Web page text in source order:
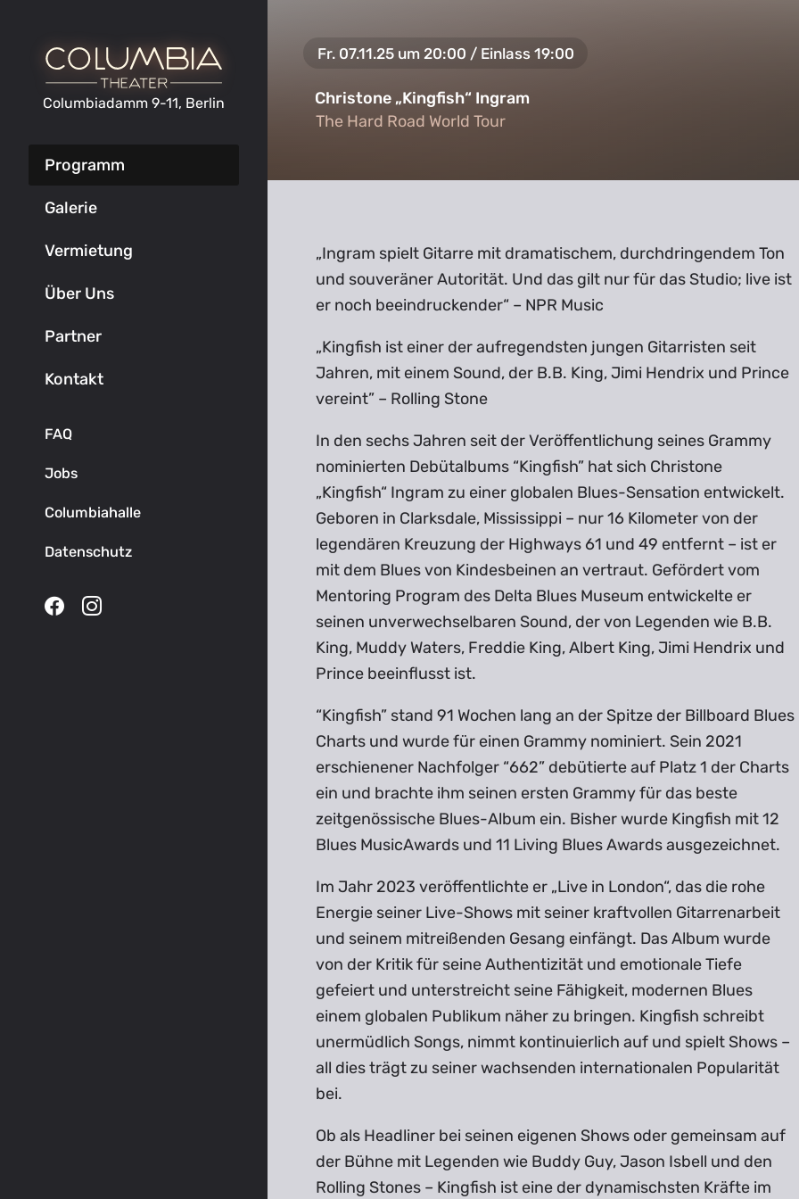
Columbiadamm 9-11, Berlin
Programm
Galerie
Vermietung
Über Uns
Partner
Kontakt
FAQ
Jobs
Columbiahalle
Datenschutz
Fr. 07.11.25 um 20:00 / Einlass 19:00
Christone „Kingfish“ Ingram
The Hard Road World Tour
The Hard Road World Tour
„Ingram spielt Gitarre mit dramatischem, durchdringendem Ton
und souveräner Autorität. Und das gilt nur für das Studio; live ist
er noch beeindruckender“ – NPR Music
„Kingfish ist einer der aufregendsten jungen Gitarristen seit
Jahren, mit einem Sound, der B.B. King, Jimi Hendrix und Prince
vereint” – Rolling Stone
In den sechs Jahren seit der Veröffentlichung seines Grammy
nominierten Debütalbums “Kingfish” hat sich Christone
„Kingfish“ Ingram zu einer globalen Blues-Sensation entwickelt.
Geboren in Clarksdale, Mississippi – nur 16 Kilometer von der
legendären Kreuzung der Highways 61 und 49 entfernt – ist er
mit dem Blues von Kindesbeinen an vertraut. Gefördert vom
Mentoring Program des Delta Blues Museum entwickelte er
seinen unverwechselbaren Sound, der von Legenden wie B.B.
King, Muddy Waters, Freddie King, Albert King, Jimi Hendrix und
Prince beeinflusst ist.
“Kingfish” stand 91 Wochen lang an der Spitze der Billboard Blues
Charts und wurde für einen Grammy nominiert. Sein 2021
erschienener Nachfolger “662” debütierte auf Platz 1 der Charts
ein und brachte ihm seinen ersten Grammy für das beste
zeitgenössische Blues-Album ein. Bisher wurde Kingfish mit 12
Blues MusicAwards und 11 Living Blues Awards ausgezeichnet.
Im Jahr 2023 veröffentlichte er „Live in London“, das die rohe
Energie seiner Live-Shows mit seiner kraftvollen Gitarrenarbeit
und seinem mitreißenden Gesang einfängt. Das Album wurde
von der Kritik für seine Authentizität und emotionale Tiefe
gefeiert und unterstreicht seine Fähigkeit, modernen Blues
einem globalen Publikum näher zu bringen. Kingfish schreibt
unermüdlich Songs, nimmt kontinuierlich auf und spielt Shows –
all dies trägt zu seiner wachsenden internationalen Popularität
bei.
Ob als Headliner bei seinen eigenen Shows oder gemeinsam auf
der Bühne mit Legenden wie Buddy Guy, Jason Isbell und den
Rolling Stones – Kingfish ist eine der dynamischsten Kräfte im